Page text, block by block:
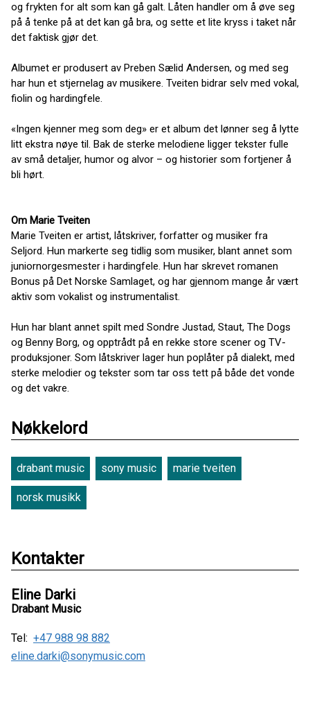
og frykten for alt som kan gå galt. Låten handler om å øve seg
på å tenke på at det kan gå bra, og sette et lite kryss i taket når
det faktisk gjør det.
Albumet er produsert av Preben Sælid Andersen, og med seg
har hun et stjernelag av musikere. Tveiten bidrar selv med vokal,
fiolin og hardingfele.
«Ingen kjenner meg som deg» er et album det lønner seg å lytte
litt ekstra nøye til. Bak de sterke melodiene ligger tekster fulle
av små detaljer, humor og alvor – og historier som fortjener å
bli hørt.
Om Marie Tveiten
Marie Tveiten er artist, låtskriver, forfatter og musiker fra
Seljord. Hun markerte seg tidlig som musiker, blant annet som
juniornorgesmester i hardingfele. Hun har skrevet romanen
Bonus på Det Norske Samlaget, og har gjennom mange år vært
aktiv som vokalist og instrumentalist.
Hun har blant annet spilt med Sondre Justad, Staut, The Dogs
og Benny Borg, og opptrådt på en rekke store scener og TV-
produksjoner. Som låtskriver lager hun poplåter på dialekt, med
sterke melodier og tekster som tar oss tett på både det vonde
og det vakre.
Nøkkelord
drabant music sony music marie tveiten
norsk musikk
Kontakter
Eline Darki
Drabant Music
Tel: +47 988 98 882
eline.darki@sonymusic.com